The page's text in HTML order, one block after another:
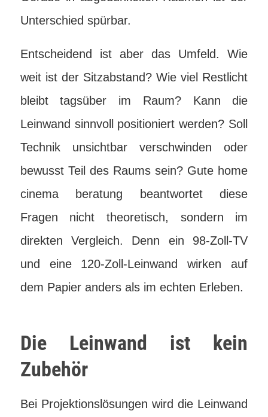
Unterschied spürbar.
Entscheidend ist aber das Umfeld. Wie
weit ist der Sitzabstand? Wie viel Restlicht
bleibt tagsüber im Raum? Kann die
Leinwand sinnvoll positioniert werden? Soll
Technik unsichtbar verschwinden oder
bewusst Teil des Raums sein? Gute home
cinema beratung beantwortet diese
Fragen nicht theoretisch, sondern im
direkten Vergleich. Denn ein 98-Zoll-TV
und eine 120-Zoll-Leinwand wirken auf
dem Papier anders als im echten Erleben.
Die Leinwand ist kein
Zubehör
Bei Projektionslösungen wird die Leinwand